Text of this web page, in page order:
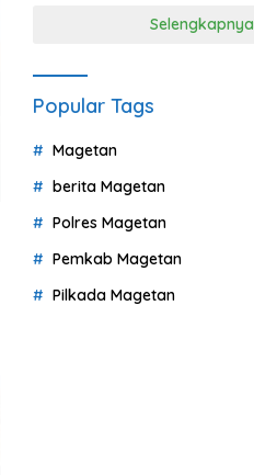
Selengkapnya
Popular Tags
Magetan
berita Magetan
Polres Magetan
Pemkab Magetan
Pilkada Magetan